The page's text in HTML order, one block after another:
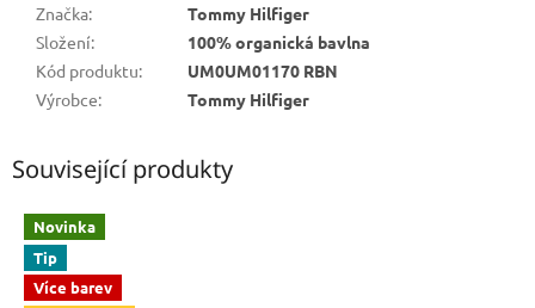
Značka:
Tommy Hilfiger
Složení:
100% organická bavlna
Kód produktu:
UM0UM01170 RBN
Výrobce: Tommy Hilfiger
Související produkty
Novinka
Tip
Více barev